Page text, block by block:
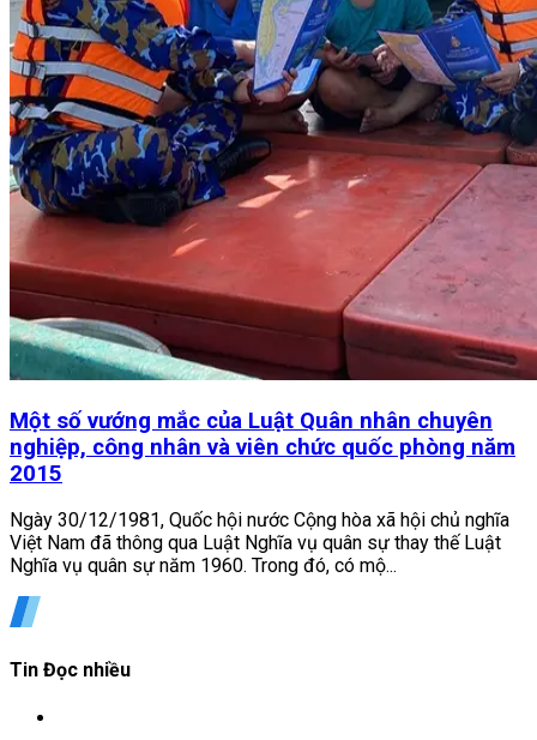
Một số vướng mắc của Luật Quân nhân chuyên
nghiệp, công nhân và viên chức quốc phòng năm
2015
Ngày 30/12/1981, Quốc hội nước Cộng hòa xã hội chủ nghĩa
Việt Nam đã thông qua Luật Nghĩa vụ quân sự thay thế Luật
Nghĩa vụ quân sự năm 1960. Trong đó, có mộ...
Tin Đọc nhiều